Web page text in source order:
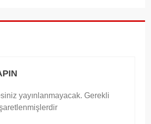
yayınlanmayacak. Gerekli